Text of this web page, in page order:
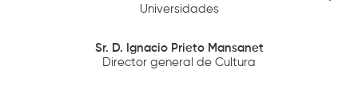
Universidades
Sr. D. Ignacio Prieto Mansanet
Director general de Cultura